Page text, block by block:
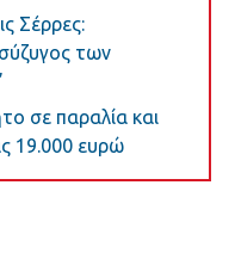
Σέρρες:
σύζυγος των
σε παραλία και
19.000 ευρώ